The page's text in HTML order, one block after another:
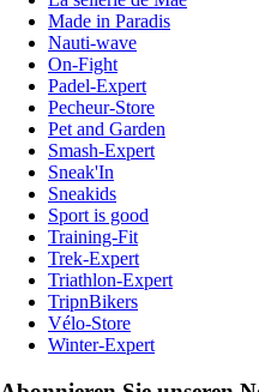
Made in Paradis
Nauti-wave
On-Fight
Padel-Expert
Pecheur-Store
Pet and Garden
Smash-Expert
Sneak'In
Sneakids
Sport is good
Training-Fit
Trek-Expert
Triathlon-Expert
TripnBikers
Vélo-Store
Winter-Expert